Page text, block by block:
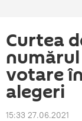
Curtea
numărul
votare
alegeri
15:33 27.06.2021